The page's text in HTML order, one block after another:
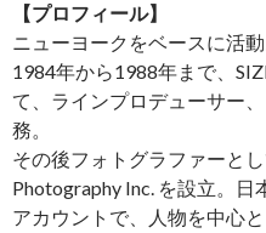
【プロフィール】
ニューヨークをベースに活動
1984年から1988年まで、
て、ラインプロデューサー
務。
その後フォトグラファーと
Photography Inc. を設立。
アカウントで、人物を中心